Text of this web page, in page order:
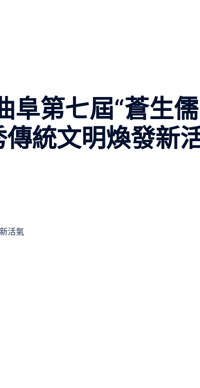
阜第七屆“蒼生儒
統文明煥發新
活氣